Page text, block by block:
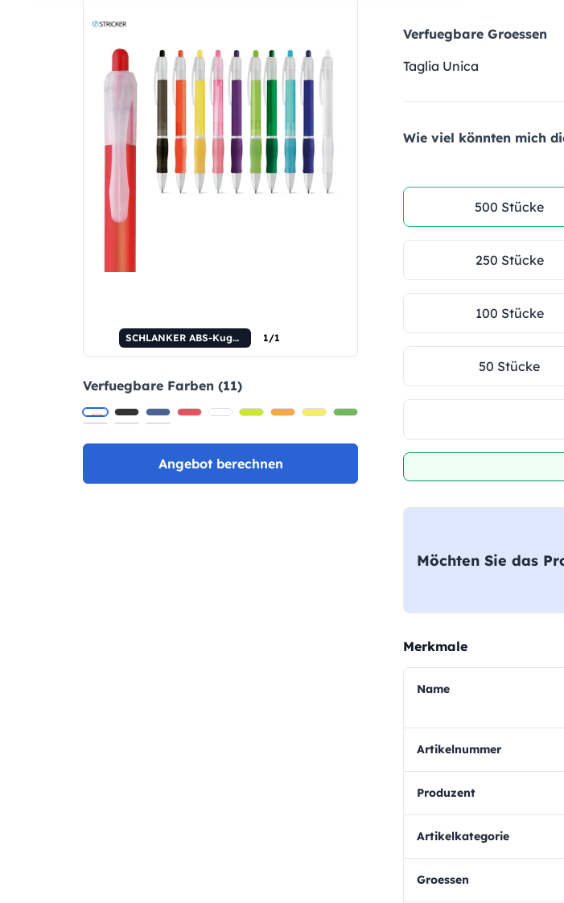
SCHLANKER ABS-Kugelschreiber mit rutschfester Oberfläche und Clip. 1/1
Verfuegbare Farben (11)
Angebot berechnen
Verfuegbare Groessen
Taglia Unica
Wie viel könnten mich
500 Stücke
250 Stücke
100 Stücke
50 Stücke
Möchten Sie das
Merkmale
Name
Artikelnummer
Produzent
Artikelkategorie
Groessen